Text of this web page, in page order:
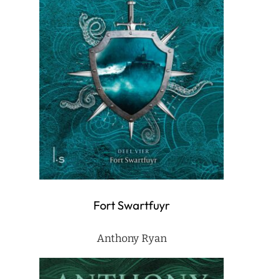
Fort Swartfuyr
Anthony Ryan